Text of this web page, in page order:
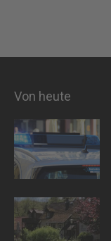
Von heute